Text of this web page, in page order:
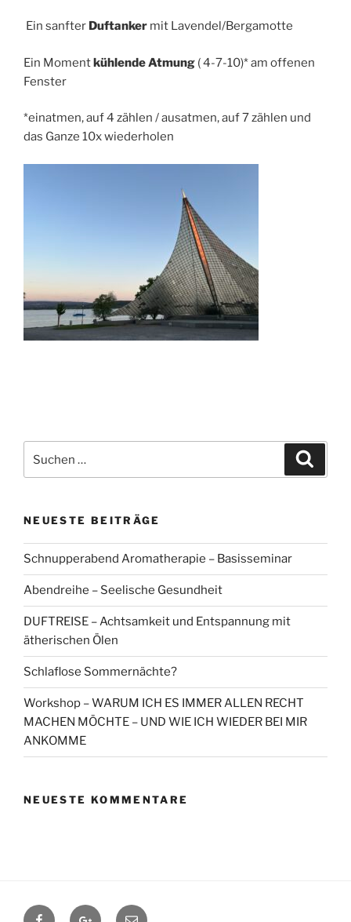
Ein sanfter Duftanker mit Lavendel/Bergamotte
Ein Momentkühlende Atmung ( 4-7-10)* am offenen
Fenster
*einatmen, auf 4 zählen / ausatmen, auf 7 zählen und
das Ganze 10x wiederholen
nach:
NEUESTE BEITRÄGE
Schnupperabend Aromatherapie – Basisseminar
Abendreihe – Seelische Gesundheit
DUFTREISE – Achtsamkeit und Entspannung mit
ätherischen Ölen
Schlaflose Sommernächte?
Workshop – WARUM ICH ES IMMER ALLEN RECHT
MACHEN MÖCHTE – UND WIE ICH WIEDER BEI MIR
ANKOMME
NEUESTE KOMMENTARE
FacebookGoogle+Contact